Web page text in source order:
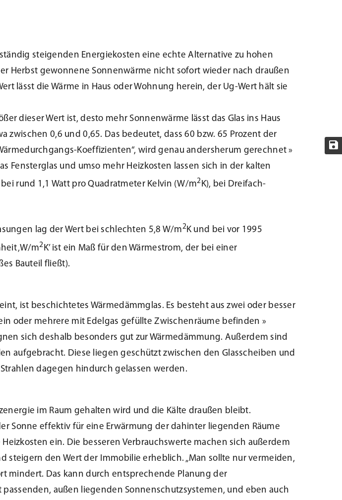
steigenden Energiekosten eine echte Alternative zu hohen
Herbst gewonnene Sonnenwärme nicht sofort wieder nach draußen
lässt die Wärme in Haus oder Wohnung herein, der Ug-Wert hält sie
dieser Wert ist, desto mehr Sonnenwärme lässt das Glas ins Haus
0,6 und 0,65. Das bedeutet, dass 60 bzw. 65 Prozent der
Koeffizienten“, wird genau andersherum gerechnet »
Fensterglas und umso mehr Heizkosten lassen sich in der kalten
rund 1,1 Watt pro Quadratmeter Kelvin (W/m2K), bei Dreifach-
lag der Wert bei schlechten 5,8 W/m2K und bei vor 1995
‚W/m2K’ ist ein Maß für den Wärmestrom, der bei einer
Bauteil fließt).
ist beschichtetes Wärmedämmglas. Es besteht aus zwei oder besser
oder mehrere mit Edelgas gefüllte Zwischenräume befinden »
sich deshalb besonders gut zur Wärmedämmung. Außerdem sind
aufgebracht. Diese liegen geschützt zwischen den Glasscheiben und
dagegen hindurch gelassen werden.
im Raum gehalten wird und die Kälte draußen bleibt.
Sonne effektiv für eine Erwärmung der dahinter liegenden Räume
ein. Die besseren Verbrauchswerte machen sich außerdem
steigern den Wert der Immobilie erheblich. „Man sollte nur vermeiden,
mindert. Das kann durch entsprechende Planung der
außen liegenden Sonnenschutzsystemen, und eben auch